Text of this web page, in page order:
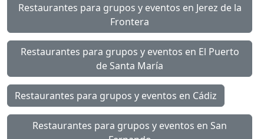
Restaurantes para grupos y eventos en Jerez de la
Frontera
Restaurantes para grupos y eventos en El Puerto
de Santa María
Restaurantes para grupos y eventos en Cádiz
Restaurantes para grupos y eventos en San